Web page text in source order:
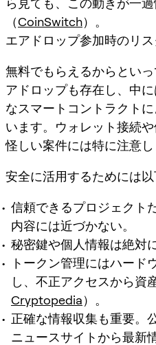
ら見ても、この動きが一
（CoinSwitch）。
エアドロップ参加時のリ
無料でもらえるからとい
アドロップも存在し、中
なスマートコントラクト
います。ウォレット接続
怪しい案件には特に注意し
安全に活用するためには
信頼できるプロジェクト
内容には近づかない。
秘密鍵や個人情報は絶対
トークン管理にはハード
し、不正アクセスから資
Cryptopedia）。
正確な情報収集も重要。
ニュースサイトから最新